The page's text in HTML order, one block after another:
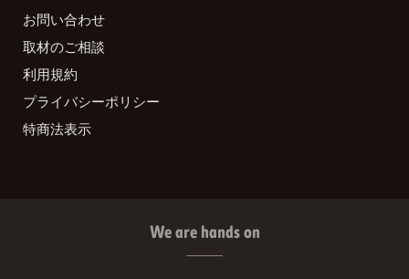
お問い合わせ
取材のご相談
利用規約
プライバシーポリシー
特商法表示
We are hands on